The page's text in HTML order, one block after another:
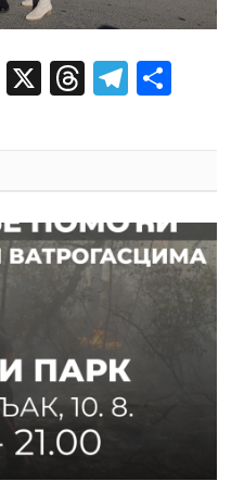
Email
X Threads